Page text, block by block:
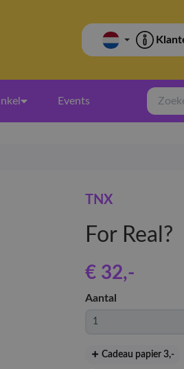
Events
Zoeken
TNX
For Real?
€ 32,-
Aantal
Cadeau papier 3,-